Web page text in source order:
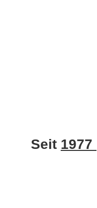
Seit 1977